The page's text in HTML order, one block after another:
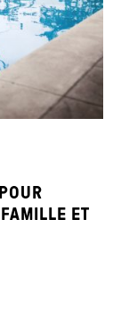
ET